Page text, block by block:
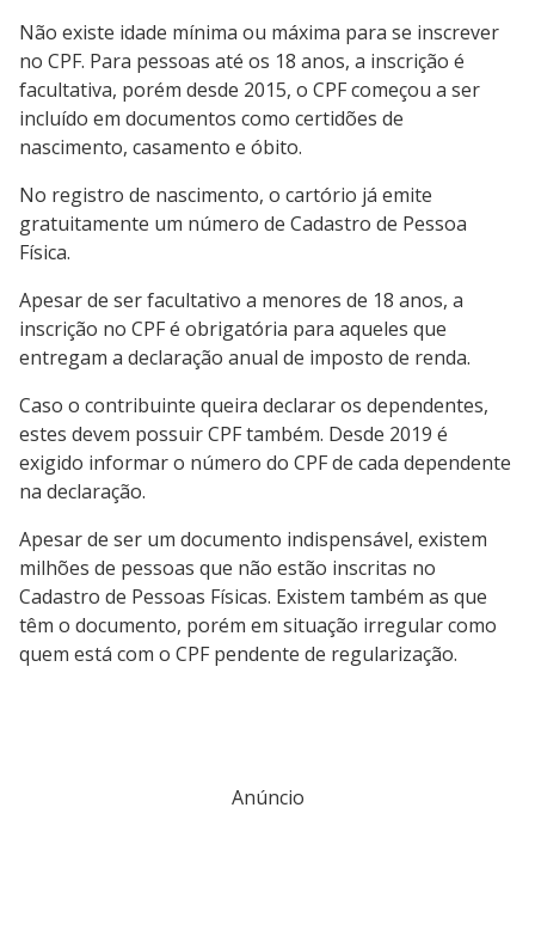
Não existe idade mínima ou máxima para se inscrever
no CPF. Para pessoas até os 18 anos, a inscrição é
facultativa, porém desde 2015, o CPF começou a ser
incluído em documentos como certidões de
nascimento, casamento e óbito.
No registro de nascimento, o cartório já emite
gratuitamente um número de Cadastro de Pessoa
Física.
Apesar de ser facultativo a menores de 18 anos, a
inscrição no CPF é obrigatória para aqueles que
entregam a declaração anual de imposto de renda.
Caso o contribuinte queira declarar os dependentes,
estes devem possuir CPF também. Desde 2019 é
exigido informar o número do CPF de cada dependente
na declaração.
Apesar de ser um documento indispensável, existem
milhões de pessoas que não estão inscritas no
Cadastro de Pessoas Físicas. Existem também as que
têm o documento, porém em situação irregular como
quem está com o CPF pendente de regularização.
Anúncio